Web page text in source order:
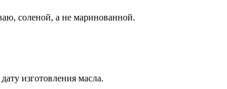
соленой, а не маринованной.
изготовления масла.